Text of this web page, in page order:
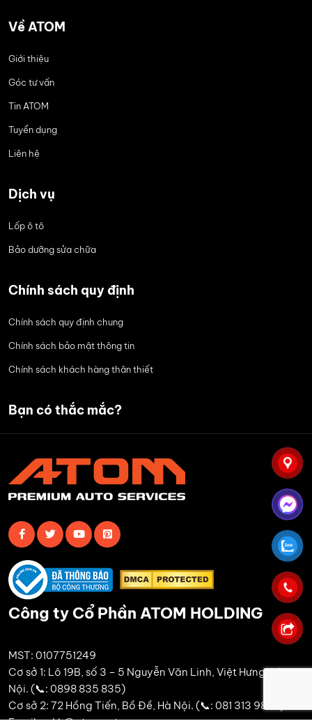
Về ATOM
Giới thiệu
Góc tư vấn
Tin ATOM
Tuyển dụng
Liên hệ
Dịch vụ
Lốp ô tô
Bảo dưỡng sửa chữa
Chính sách quy định
Chính sách quy định chung
Chính sách bảo mật thông tin
Chính sách khách hàng thân thiết
Bạn có thắc mắc?
Công ty Cổ Phần ATOM HOLDING
MST: 0107751249
Cơ sở 1: Lô 19B, số 3 – 5 Nguyễn Văn Linh, Việt Hưng, Hà
Nội. (📞: 0898 835 835)
Cơ sở 2: 72 Hồng Tiến, Bồ Đề, Hà Nội. (📞: 081 313 9889)
Email: cskh@atomauto.vn